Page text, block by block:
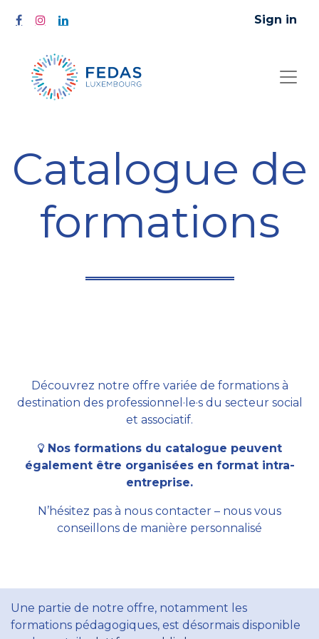
Sign in
Catalogue de
formations
Découvrez notre offre variée de formations à
destination des professionnel·le·s du secteur social
et associatif.
Nos formations du catalogue peuvent
également être organisées en format intra-
entreprise.
N’hésitez pas à nous contacter – nous vous
conseillons de manière personnalisé
Une partie de notre offre, notamment les
formations pédagogiques, est désormais disponible